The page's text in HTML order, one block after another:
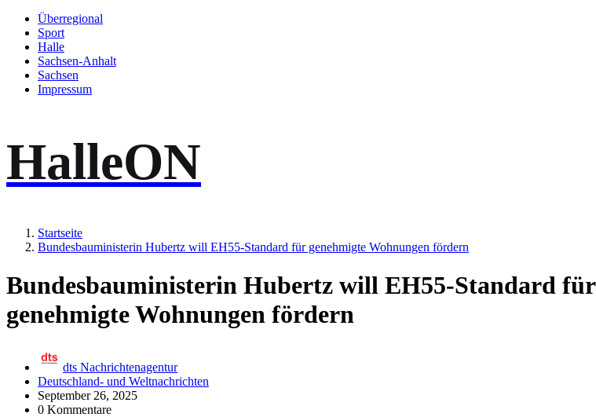
Überregional
Sport
Halle
Sachsen-Anhalt
Sachsen
Impressum
HalleON
Startseite
Bundesbauministerin Hubertz will EH55-Standard für genehmigte Wohnungen fördern
Bundesbauministerin Hubertz will EH55-Standard für
genehmigte Wohnungen fördern
dts Nachrichtenagentur
Deutschland- und Weltnachrichten
September 26, 2025
0 Kommentare